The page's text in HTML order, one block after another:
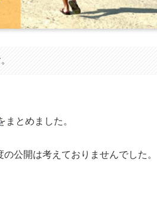
まとめました。
公開は考えておりませんでした。